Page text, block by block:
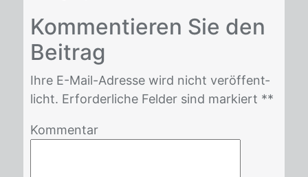
Kom­men­tie­ren Sie den
Bei­trag
Ihre E-Mail-Adres­se wird nicht ver­öf­fent­
licht. Er­for­der­li­che Fel­der sind mar­kiert **
Kommentar